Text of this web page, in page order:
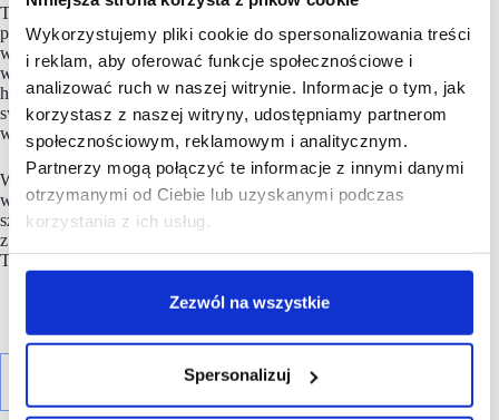
Wykorzystujemy pliki cookie do spersonalizowania treści
i reklam, aby oferować funkcje społecznościowe i
analizować ruch w naszej witrynie. Informacje o tym, jak
korzystasz z naszej witryny, udostępniamy partnerom
społecznościowym, reklamowym i analitycznym.
Partnerzy mogą połączyć te informacje z innymi danymi
otrzymanymi od Ciebie lub uzyskanymi podczas
korzystania z ich usług.
Zezwól na wszystkie
Spersonalizuj
Ta rodzinna firma jest obecnie zarządzana przez drugie
pokolenie po założycielach z siedzibą główną w Aarhus
w Danii. Sieć prowadzi ponad 400 sklepów na 19 rynkach
w całej Europie, a także sklepy internetowe. Spółka
holdingowaSøstrene Grenejest właścicielem większości
swoich sklepów, natomiast pozostałe sklepy są prowadzone
w ramach joint venture i franczyzy.
W ramach działań na rzecz zmniejszenia swojego śladu
węglowego firma Søstrene Grene zobowiązała się do realizacji
szeregu ambitnych celów klimatycznych do 2034 roku,
z których wszystkie zostały zatwierdzone przez Science Based
Targets.